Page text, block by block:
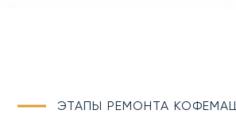
ЭТАПЫ РЕМОНТА